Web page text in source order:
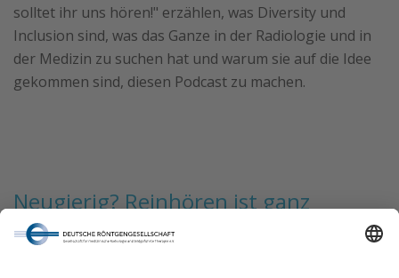
solltet ihr uns hören!" erzählen, was Diversity und
Inclusion sind, was das Ganze in der Radiologie und in
der Medizin zu suchen hat und warum sie auf die Idee
gekommen sind, diesen Podcast zu machen.
Neugierig? Reinhören ist ganz
einfach: